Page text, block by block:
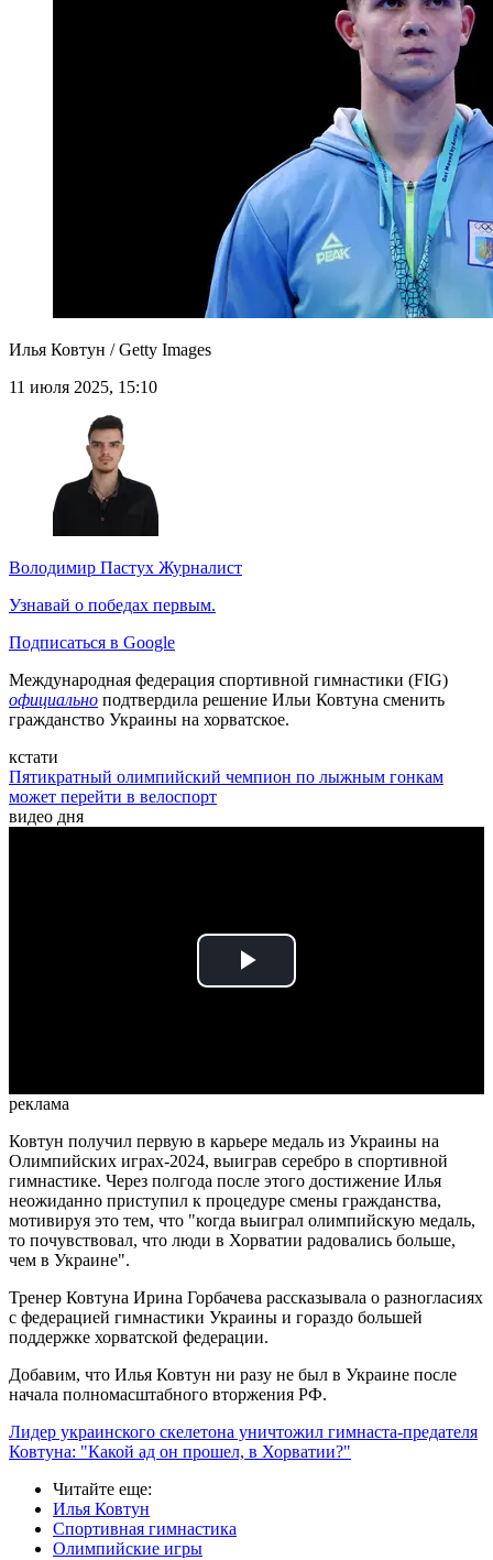
Илья Ковтун / Getty Images
11 июля 2025, 15:10
Володимир Пастух Журналист
Узнавай о победах первым.
Подписаться в Google
Международная федерация спортивной гимнастики (FIG)
официально подтвердила решение Ильи Ковтуна сменить
гражданство Украины на хорватское.
кстати
Пятикратный олимпийский чемпион по лыжным гонкам
может перейти в велоспорт
видео дня
Play
реклама
Ковтун получил первую в карьере медаль из Украины на
Олимпийских играх-2024, выиграв серебро в спортивной
гимнастике. Через полгода после этого достижение Илья
неожиданно приступил к процедуре смены гражданства,
мотивируя это тем, что "когда выиграл олимпийскую медаль,
то почувствовал, что люди в Хорватии радовались больше,
чем в Украине".
Тренер Ковтуна Ирина Горбачева рассказывала о разногласиях
с федерацией гимнастики Украины и гораздо большей
поддержке хорватской федерации.
Добавим, что Илья Ковтун ни разу не был в Украине после
начала полномасштабного вторжения РФ.
Лидер украинского скелетона уничтожил гимнаста-предателя
Ковтуна: "Какой ад он прошел, в Хорватии?"
Читайте еще:
Илья Ковтун
Спортивная гимнастика
Олимпийские игры